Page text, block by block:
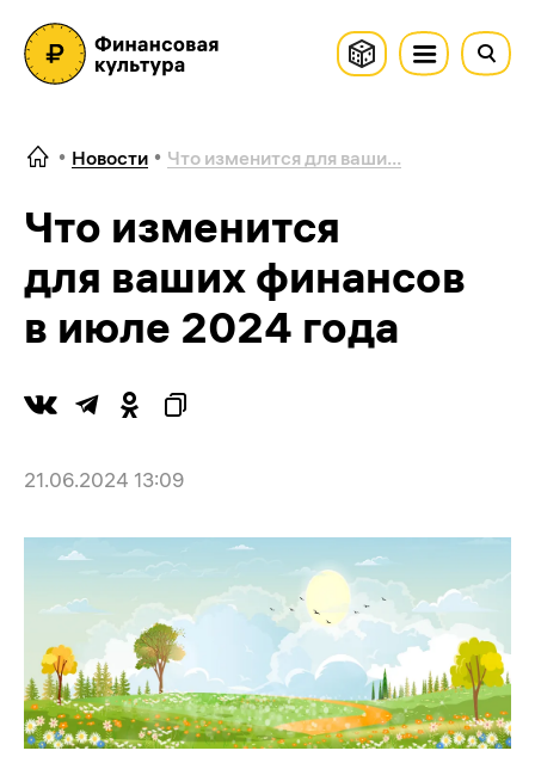
Новости Что изменится для ваши...
Что изменится
для ваших финансов
в июле 2024 года
21.06.2024 13:09